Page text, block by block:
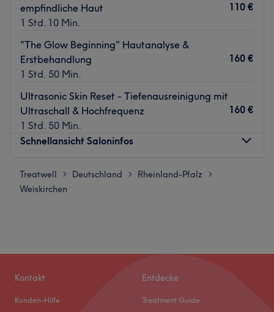
empfindliche Haut
1 Std. 10 Min.
110 €
"The Glow Beginning" Hautanalyse &
Erstbehandlung
1 Std. 50 Min.
160 €
Ultrasonic Skin Reset - Tiefenausreinigung mit
Ultraschall & Hochfrequenz
1 Std. 50 Min.
160 €
Schnellansicht Saloninfos
Montag
Geschlossen
Dienstag
Treatwell > Deutschland > Rheinland-Pfalz >
Weiskirchen
Kontakt
Kunden-Hilfe
Entdecke
Treatment Guide